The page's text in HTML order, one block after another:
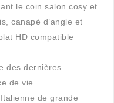
le coin salon cosy et
canapé d’angle et
HD compatible
des dernières
de vie.
de grande